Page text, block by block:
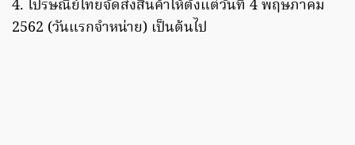
4. ไปรษณีย์ไทยจัดส่งสินค้าให้ตั้งแต่วันที่ 4 พฤษภาคม
2562 (วันแรกจำหน่าย) เป็นต้นไป